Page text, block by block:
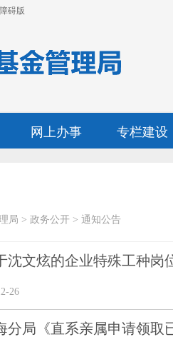
碍版
网上办事 专栏建设
局 > 政务公开 > 通知公告
沈文炫的企业特殊工种岗
26
分局《直系亲属申请领取